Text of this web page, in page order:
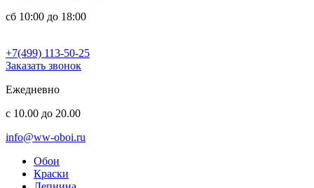
сб 10:00 до 18:00
+7(499) 113-50-25
Заказать звонок
Ежедневно
с 10.00 до 20.00
info@ww-oboi.ru
Обои
Краски